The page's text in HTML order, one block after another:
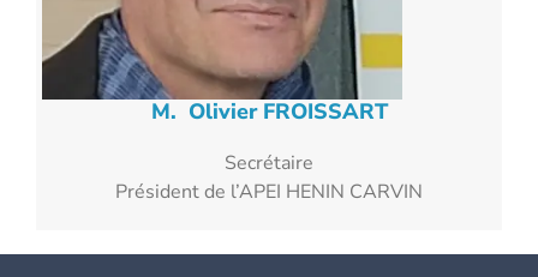
M. Olivier FROISSART
Secrétaire
Président de l’APEI HENIN CARVIN